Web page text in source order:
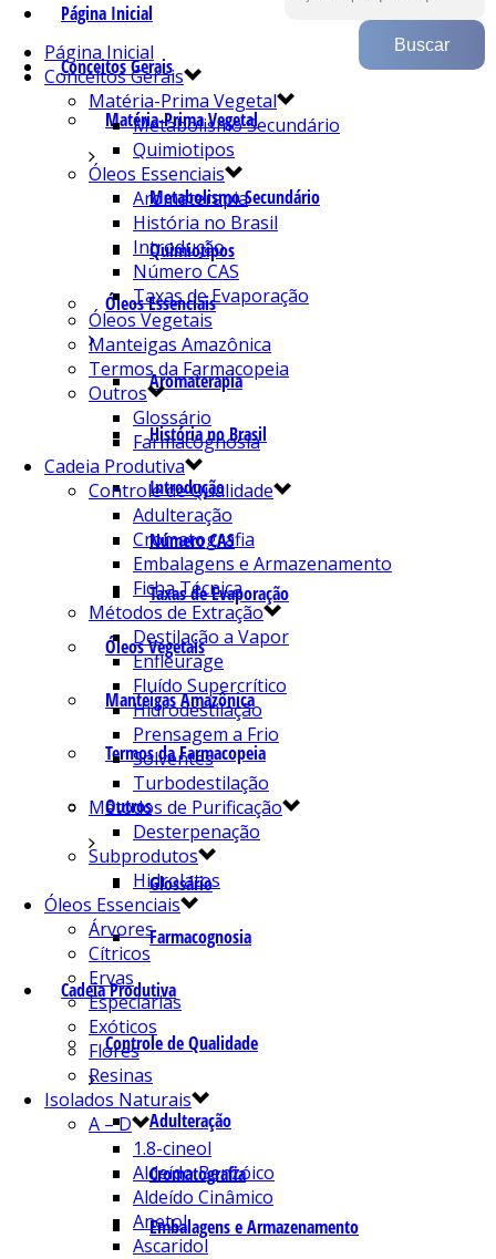
Página Inicial
Conceitos Gerais
Matéria-Prima Vegetal
Metabolismo Secundário
Quimiotipos
Óleos Essenciais
Aromaterapia
História no Brasil
Introdução
Número CAS
Taxas de Evaporação
Óleos Vegetais
Manteigas Amazônica
Termos da Farmacopeia
Outros
Glossário
Farmacognosia
Cadeia Produtiva
Controle de Qualidade
Adulteração
Cromatografia
Embalagens e Armazenamento
Página Inicial
Conceitos Gerais
Matéria-Prima Vegetal
Metabolismo Secundário
Quimiotipos
Óleos Essenciais
Aromaterapia
História no Brasil
Introdução
Número CAS
Taxas de Evaporação
Óleos Vegetais
Manteigas Amazônica
Termos da Farmacopeia
Outros
Glossário
Farmacognosia
Cadeia Produtiva
Controle de Qualidade
Adulteração
Cromatografia
Embalagens e Armazenamento
Ficha Técnica
Métodos de Extração
Destilação a Vapor
Enfleurage
Fluído Supercrítico
Hidrodestilação
Prensagem a Frio
Solventes
Turbodestilação
Métodos de Purificação
Desterpenação
Subprodutos
Hidrolatos
Óleos Essenciais
Árvores
Cítricos
Ervas
Especiarias
Exóticos
Flores
Resinas
Isolados Naturais
A – D
1.8-cineol
Aldeído Benzóico
Aldeído Cinâmico
Anetol
Ascaridol